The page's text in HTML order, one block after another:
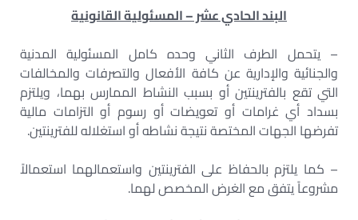
البند الحادي عشر – المسئولية القانونية
– يتحمل الطرف الثاني وحده كامل المسئولية المدنية
والجنائية والإدارية عن كافة الأفعال والتصرفات والمخالفات
التي تقع بالفترينتين أو بسبب النشاط الممارس بهما، ويلتزم
بسداد أي غرامات أو تعويضات أو رسوم أو التزامات مالية
تفرضها الجهات المختصة نتيجة نشاطه أو استغلاله للفترينتين.
– كما يلتزم بالحفاظ على الفترينتين واستعمالهما استعمالاً
مشروعاً يتفق مع الغرض المخصص لهما.